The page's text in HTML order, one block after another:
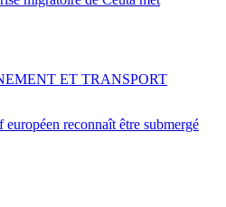
reconnaît être submergé
ET TRANSPORT